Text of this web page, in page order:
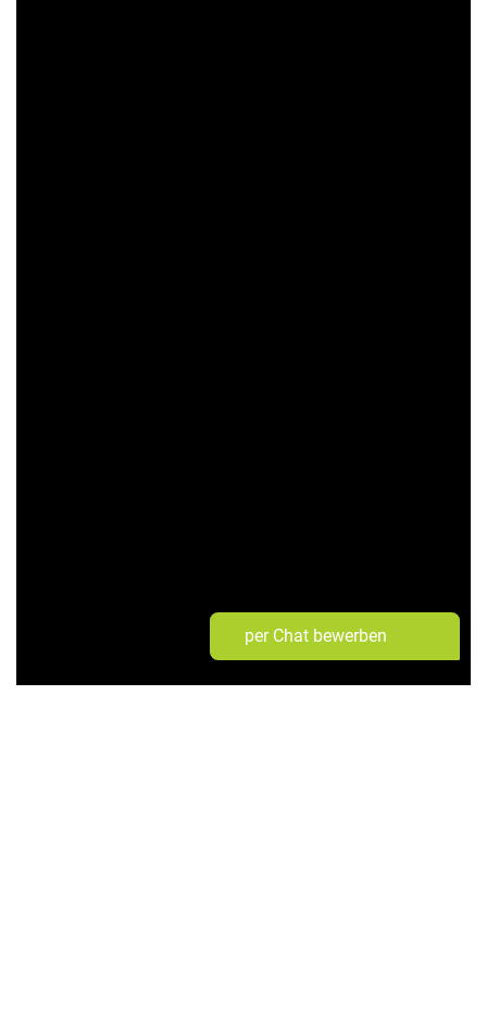
per Chat bewerben